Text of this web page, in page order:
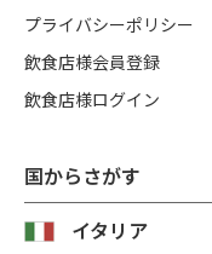
国からさがす
イタリア
プライバシーポリシー
飲食店様会員登録
飲食店様ログイン